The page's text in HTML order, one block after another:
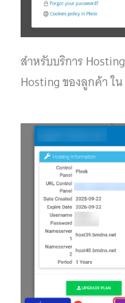
สำหรับบริการ
Hosting ของลูกค้า ใน